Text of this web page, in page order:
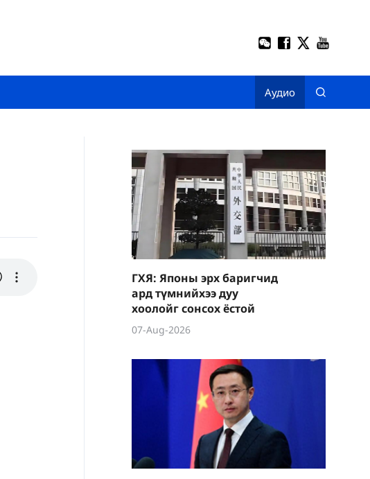
Аудио
ГХЯ: Японы эрх баригчид
ард түмнийхээ дуу
хоолойг сонсох ёстой
07-Aug-2026